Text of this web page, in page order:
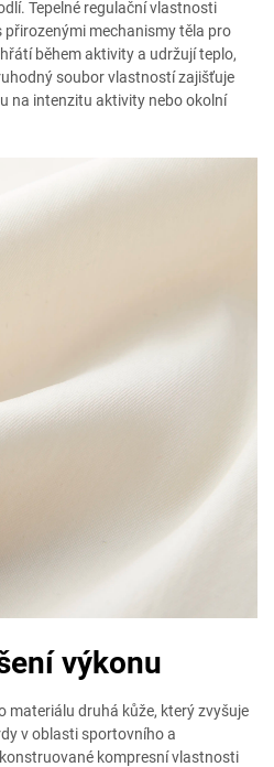
Tepelné regulační vlastnosti
mechanismy těla pro
během aktivity a udržují teplo,
soubor vlastností zajišťuje
na intenzitu aktivity nebo okolní
výkonu
materiálu druhá kůže, který zvyšuje
v oblasti sportovního a
kompresní vlastnosti